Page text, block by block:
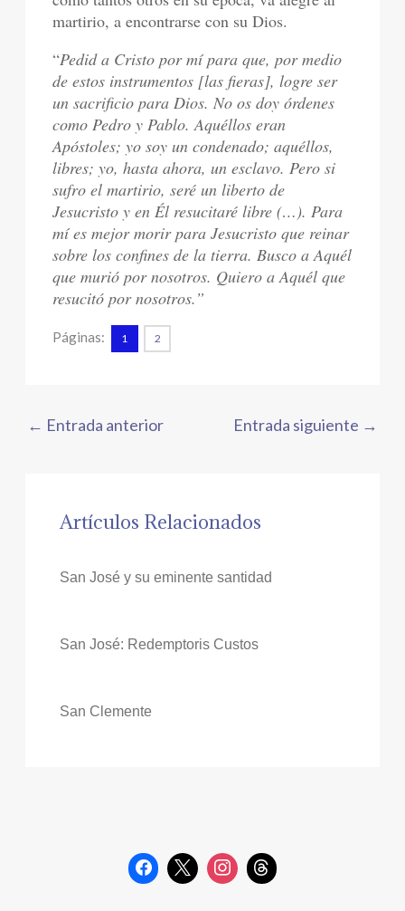
martirio, a encontrarse con su Dios.
“Pedid a Cristo por mí para que, por medio
de estos instrumentos [las fieras], logre ser
un sacrificio para Dios. No os doy órdenes
como Pedro y Pablo. Aquéllos eran
Apóstoles; yo soy un condenado; aquéllos,
libres; yo, hasta ahora, un esclavo. Pero si
sufro el martirio, seré un liberto de
Jesucristo y en Él resucitaré libre (…). Para
mí es mejor morir para Jesucristo que reinar
sobre los confines de la tierra. Busco a Aquél
que murió por nosotros. Quiero a Aquél que
resucitó por nosotros.”
Páginas: 1 2
← Entrada anterior Entrada siguiente →
Artículos Relacionados
San José y su eminente santidad
San José: Redemptoris Custos
San Clemente